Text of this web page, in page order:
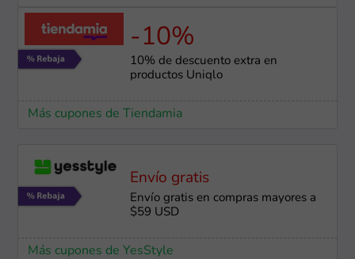
-10%
10% de descuento extra en
productos Uniqlo
Más cupones de Tiendamia
Envío gratis
Envío gratis en compras mayores a
$59 USD
Más cupones de YesStyle